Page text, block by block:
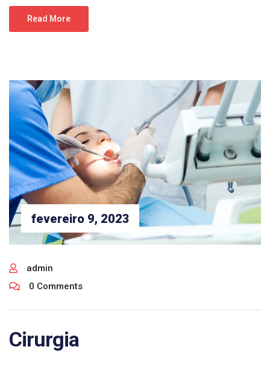
Read More
fevereiro 9, 2023
admin
0 Comments
Cirurgia